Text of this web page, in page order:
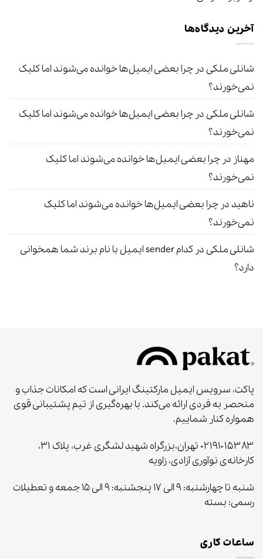
آخرین دیدگاه‌ها
شانلی ملکی در چرا بعضی ایمیل‌ها خوانده می‌شوند اما کلیک
نمی‌خورند؟
شانلی ملکی در چرا بعضی ایمیل‌ها خوانده می‌شوند اما کلیک
نمی‌خورند؟
مهناز در چرا بعضی ایمیل‌ها خوانده می‌شوند اما کلیک
نمی‌خورند؟
ناهید در چرا بعضی ایمیل‌ها خوانده می‌شوند اما کلیک
نمی‌خورند؟
شانلی ملکی در
کدام sender ایمیل با نام برند شما همخوانی
دارد؟
پاکت، سرویس ایمیل مارکتینگ ایرانی است که امکانات جذاب و
منحصر به‌ فردی ارائه می‌کند. با بهره‌گیری از تیم پشتیبانی قوی
همواره کنار شماییم.
۰۲۱۹۱۰۱۵۳۸۳ تهران،بزرگراه شهید لشگری غرب، پلاک ۳۱،
کارخانه‌ی نوآوری آزادی، زاویه
شنبه تا چهارشنبه: ۹ الی ۱۷ پنجشنبه: ۹ الی ۱۵ جمعه و تعطیلات
رسمی: بسته
ساعات کاری